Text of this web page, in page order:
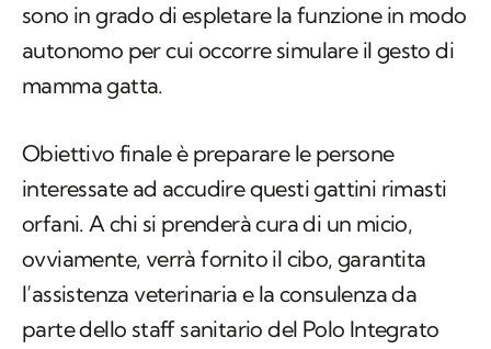
sono in grado di espletare la funzione in modo
autonomo per cui occorre simulare il gesto di
mamma gatta.
Obiettivo finale è preparare le persone
interessate ad accudire questi gattini rimasti
orfani. A chi si prenderà cura di un micio,
ovviamente, verrà fornito il cibo, garantita
l’assistenza veterinaria e la consulenza da
parte dello staff sanitario del Polo Integrato